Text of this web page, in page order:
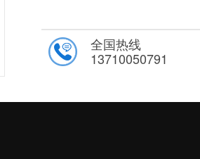
全国热线
13710050791